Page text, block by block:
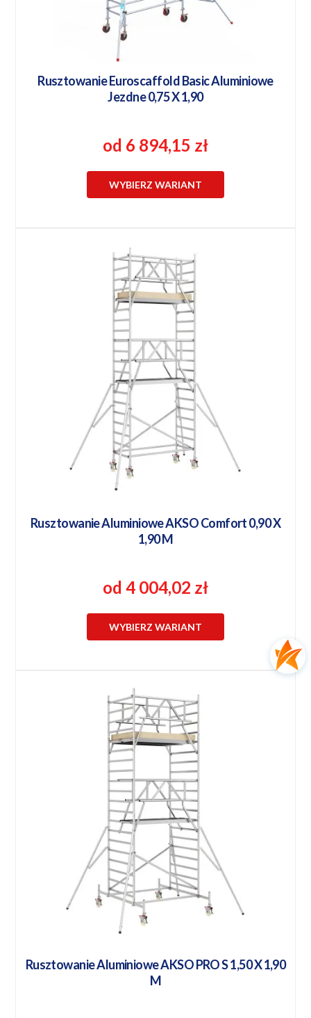
Rusztowanie Euroscaffold Basic Aluminiowe
Jezdne 0,75 X 1,90
od 6 894,15 zł
WYBIERZ WARIANT
Rusztowanie Aluminiowe AKSO Comfort 0,90 X
1,90 M
od 4 004,02 zł
WYBIERZ WARIANT
Rusztowanie Aluminiowe AKSO PRO S 1,50 X 1,90
M